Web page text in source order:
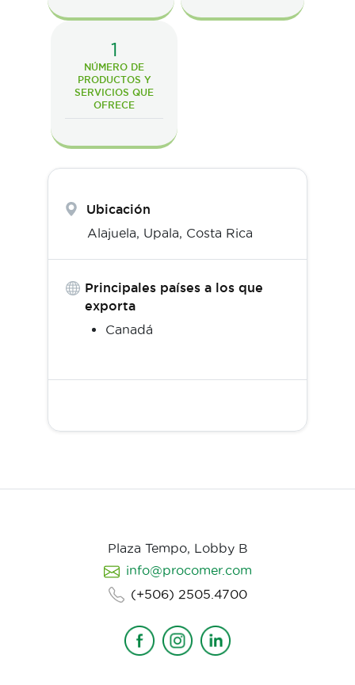
1
NÚMERO DE
PRODUCTOS Y
SERVICIOS QUE
OFRECE
Ubicación
Alajuela, Upala, Costa Rica
Principales países a los que
exporta
Canadá
Plaza Tempo, Lobby B
info@procomer.com
(+506) 2505.4700